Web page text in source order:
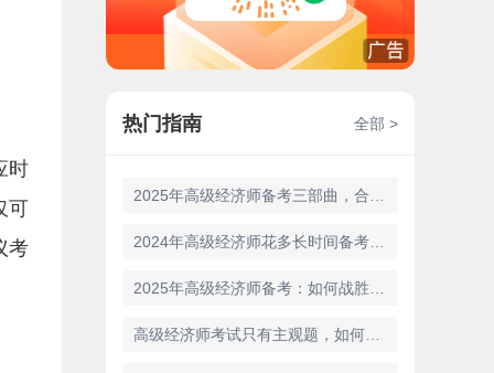
时
可
考
热门指南 全部 >